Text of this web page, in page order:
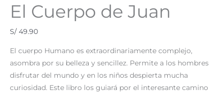
El Cuerpo de Juan
S/ 49.90
El cuerpo Humano es extraordinariamente complejo,
asombra por su belleza y sencillez. Permite a los hombres
disfrutar del mundo y en los niños despierta mucha
curiosidad. Este libro los guiará por el interesante camino